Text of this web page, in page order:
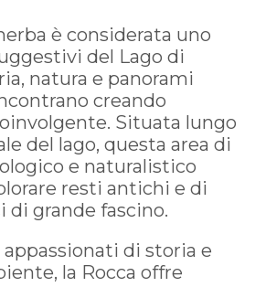
è considerata uno
del Lago di
natura e panorami
creando
Situata lungo
del lago, questa area di
e naturalistico
resti antichi e di
di grande fascino.
di storia e
la Rocca offre